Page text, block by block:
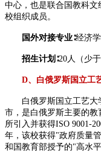
中心，也是联合国教科
校组织成员。
国外对接专业∶经济学
招生计划∶20人（少
D、白俄罗斯国立工
白俄罗斯国立工艺大
市，是白俄罗斯主要的
所引入并获得ISO 9001-
年，该校获得"政府质量
和国教育部授予的"高水